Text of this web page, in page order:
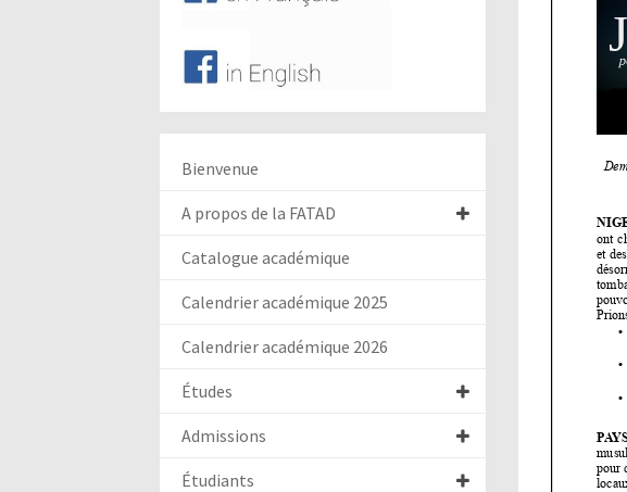
Bienvenue
A propos de la FATAD
Catalogue académique
Calendrier académique 2025
Calendrier académique 2026
Études
Admissions
Étudiants